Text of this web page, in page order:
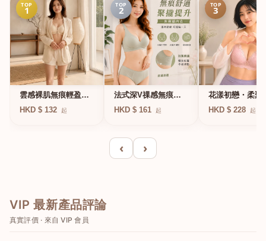
TOP
1
雲感裸肌無痕輕盈無
鋼圈內衣
HKD $ 132 起
TOP
2
法式深V祼感無痕果
凍軟支撐條無鋼圈內
HKD $ 161 起
TOP
3
花漾初戀・柔聚
圈蕾絲內衣
HKD $ 228 起
‹ ›
VIP 最新產品評論
真實評價 · 來自 VIP 會員